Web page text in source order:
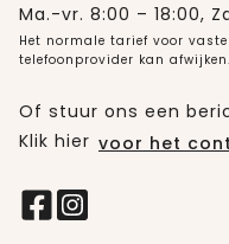
Ma.-vr. 8:00 – 18:00,
Het normale tarief voor
telefoonprovider kan afwijken.
Of stuur ons een
Klik hier voor het